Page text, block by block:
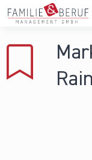
Direkt zum Inhalt
Gemeinden